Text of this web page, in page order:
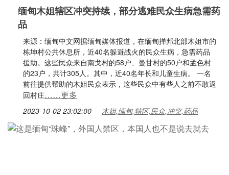
缅甸木姐辖区冲突持续，部分逃难民众生病急需药
品
来源：缅甸中文网据缅甸媒体报道，在缅甸掸邦北部木姐市的
栋坤村公共休息所，近40名躲避战火的民众生病，急需药品
援助。这些民众来自南戈村的58户、曼甘村的50户和孟色村
的23户，共计305人。其中，近40名年长和儿童生病。 一名
前往提供帮助的木姐民众表示，这些民众中有些人之前不敢返
回村庄……更多
2023-10-02 23:02:00 木姐,缅甸,辖区,民众,冲突,药品